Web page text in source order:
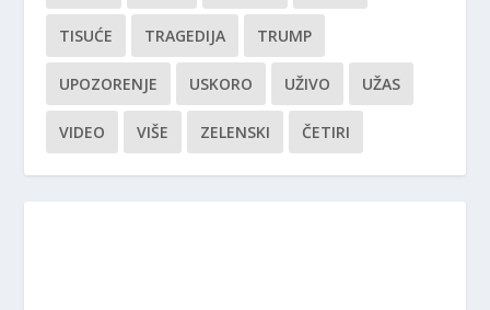
TISUĆE TRAGEDIJA TRUMP
UPOZORENJE USKORO UŽIVO UŽAS
VIDEO VIŠE ZELENSKI ČETIRI